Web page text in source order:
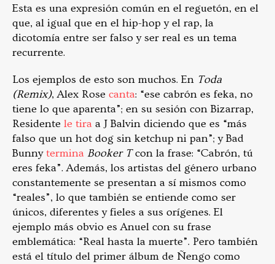
Esta es una expresión común en el reguetón, en el
que, al igual que en el hip-hop y el rap, la
dicotomía entre ser falso y ser real es un tema
recurrente.
Los ejemplos de esto son muchos. En Toda
(Remix), Alex Rose canta: “ese cabrón es feka, no
tiene lo que aparenta”; en su sesión con Bizarrap,
Residente le tira a J Balvin diciendo que es “más
falso que un hot dog sin ketchup ni pan”; y Bad
Bunnytermina Booker Tcon la frase: “Cabrón, tú
eres feka”. Además, los artistas del género urbano
constantemente se presentan a sí mismos como
“reales”, lo que también se entiende como ser
únicos, diferentes y fieles a sus orígenes. El
ejemplo más obvio es Anuel con su frase
emblemática: “Real hasta la muerte”. Pero también
está el título del primer álbum de Ñengo como